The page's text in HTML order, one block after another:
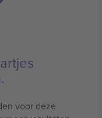
voor deze